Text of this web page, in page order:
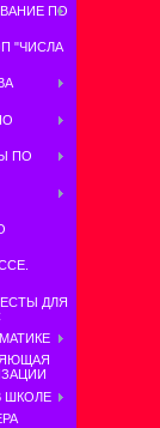
ПО
"ЧИСЛА
ПО
ДЛЯ
ШКОЛЕ